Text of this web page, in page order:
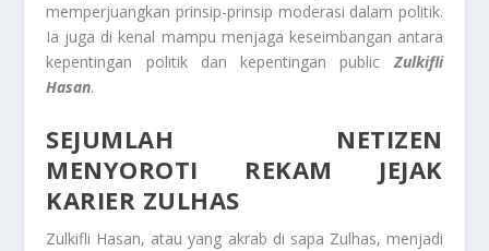
memperjuangkan prinsip-prinsip moderasi dalam politik.
Ia juga di kenal mampu menjaga keseimbangan antara
kepentingan politik dan kepentingan public Zulkifli
Hasan.
SEJUMLAH NETIZEN
MENYOROTI REKAM JEJAK
KARIER ZULHAS
Zulkifli Hasan, atau yang akrab di sapa Zulhas, menjadi